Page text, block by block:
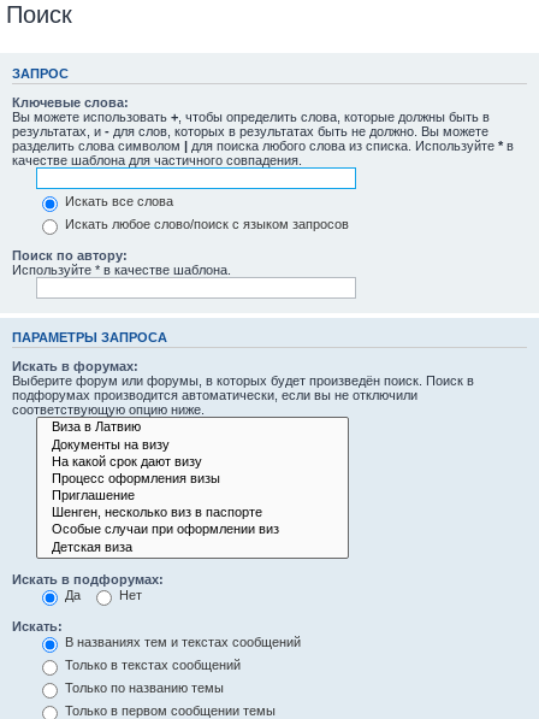
Поиск
ЗАПРОС
Ключевые слова:
Вы можете использовать + , чтобы определить слова, которые должны быть в
результатах, и - для слов, которых в результатах быть не должно. Вы можете
разделить слова символом | для поиска любого слова из списка. Используйте * в
качестве шаблона для частичного совпадения.
Искать все слова
Искать любое слово/поиск с языком запросов
Поиск по автору:
Используйте * в качестве шаблона.
ПАРАМЕТРЫ ЗАПРОСА
Искать в форумах:
Выберите форум или форумы, в которых будет произведён поиск. Поиск в
подфорумах производится автоматически, если вы не отключили
соответствующую опцию ниже.
Искать в подфорумах:
Да
Нет
Искать:
В названиях тем и текстах сообщений
Только в текстах сообщений
Только по названию темы
Только в первом сообщении темы